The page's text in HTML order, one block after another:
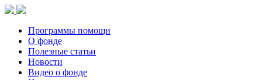
Программы помощи
О фонде
Полезные статьи
Новости
Видео о фонде